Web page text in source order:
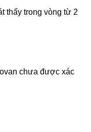
thấy trong vòng từ 2
chưa được xác